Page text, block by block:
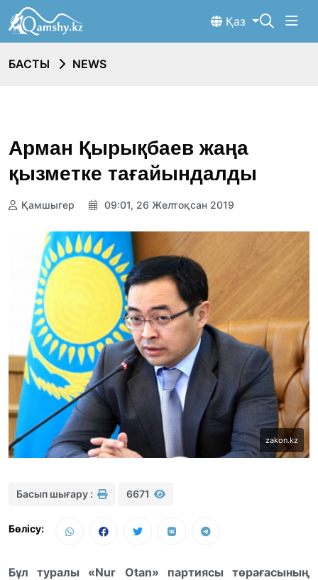
Қаз
БАСТЫ NEWS
Арман Қырықбаев жаңа
қызметке тағайындалды
Қамшыгер 09:01, 26 Желтоқсан 2019
zakon.kz
Басып шығару : 6671
Бөлісу:
Бұл туралы «Nur Otan» партиясы төрағасының